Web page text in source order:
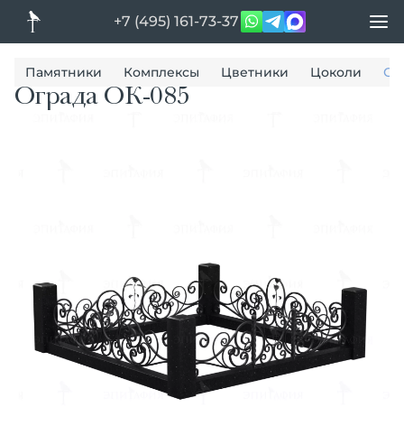
+7 (495) 161-73-37
Памятники Комплексы Цветники Цоколи
Ограда ОК-085